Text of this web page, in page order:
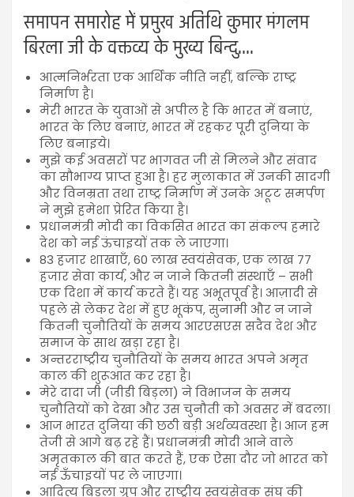
समापन समारोह में प्रमुख अतिथि कुमार मंगलम
बिरला जी के वक्तव्य के मुख्य बिन्दु….
आत्मनिर्भरता एक आर्थिक नीति नहीं, बल्कि राष्ट्र
निर्माण है।
मेरी भारत के युवाओं से अपील है कि भारत में बनाएं,
भारत के लिए बनाएं, भारत में रहकर पूरी दुनिया के
लिए बनाइये।
मुझे कई अवसरों पर भागवत जी से मिलने और संवाद
का सौभाग्य प्राप्त हुआ है। हर मुलाकात में उनकी सादगी
और विनम्रता तथा राष्ट्र निर्माण में उनके अटूट समर्पण
ने मुझे हमेशा प्रेरित किया है।
प्रधानमंत्री मोदी का विकसित भारत का संकल्प हमारे
देश को नई ऊंचाइयों तक ले जाएगा।
83 हजार शाखाएँ, 60 लाख स्वयंसेवक, एक लाख 77
हजार सेवा कार्य, और न जाने कितनी संस्थाएँ – सभी
एक दिशा में कार्य करते हैं। यह अभूतपूर्व है। आज़ादी से
पहले से लेकर देश में हुए भूकंप, सुनामी और न जाने
कितनी चुनौतियों के समय आरएसएस सदैव देश और
समाज के साथ खड़ा रहा है।
अन्तरराष्ट्रीय चुनौतियों के समय भारत अपने अमृत
काल की शुरूआत कर रहा है।
मेरे दादा जी (जीडी बिड़ला) ने विभाजन के समय
चुनौतियों को देखा और उस चुनौती को अवसर में बदला।
आज भारत दुनिया की छठी बड़ी अर्थव्यवस्था है। आज हम
तेजी से आगे बढ़ रहे हैं। प्रधानमंत्री मोदी आने वाले
अमृतकाल की बात करते हैं, एक ऐसा दौर जो भारत को
नई ऊँचाइयों पर ले जाएगा।
आदित्य बिड़ला ग्रुप और राष्ट्रीय स्वयंसेवक संघ की